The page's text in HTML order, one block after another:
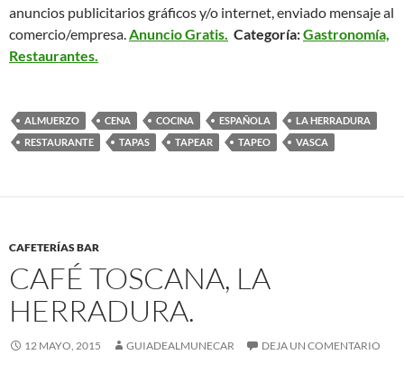
anuncios publicitarios gráficos y/o internet, enviado mensaje al
comercio/empresa. Anuncio Gratis. Categoría:Gastronomía,
Restaurantes.
ALMUERZO CENA COCINA ESPAÑOLA
LA HERRADURA
RESTAURANTE
TAPAS TAPEAR TAPEO VASCA
CAFETERÍAS BAR
CAFÉ TOSCANA, LA
HERRADURA.
12 MAYO, 2015 GUIADEALMUNECAR DEJA UN COMENTARIO